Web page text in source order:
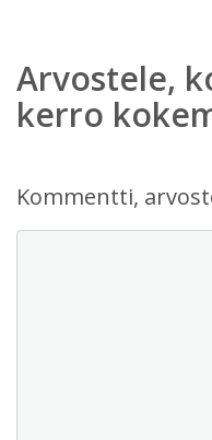
Arvostele,
kerro
Kommentti,